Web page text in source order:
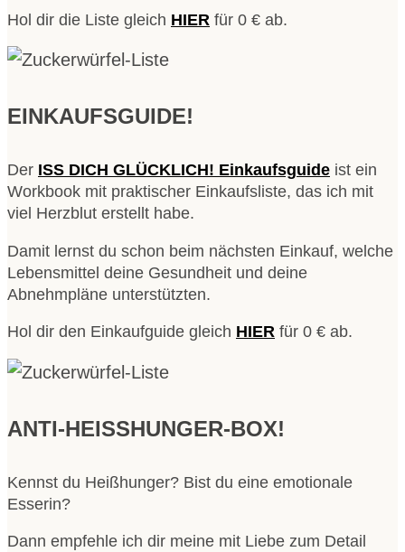
Hol dir die Liste gleich HIER für 0 € ab.
EINKAUFSGUIDE!
Der ISS DICH GLÜCKLICH! Einkaufsguide ist ein
Workbook mit praktischer Einkaufsliste, das ich mit
viel Herzblut erstellt habe.
Damit lernst du schon beim nächsten Einkauf, welche
Lebensmittel deine Gesundheit und deine
Abnehmpläne unterstützten.
Hol dir den Einkaufguide gleich HIER für 0 € ab.
ANTI-HEISSHUNGER-BOX!
Kennst du Heißhunger? Bist du eine emotionale
Esserin?
Dann empfehle ich dir meine mit Liebe zum Detail